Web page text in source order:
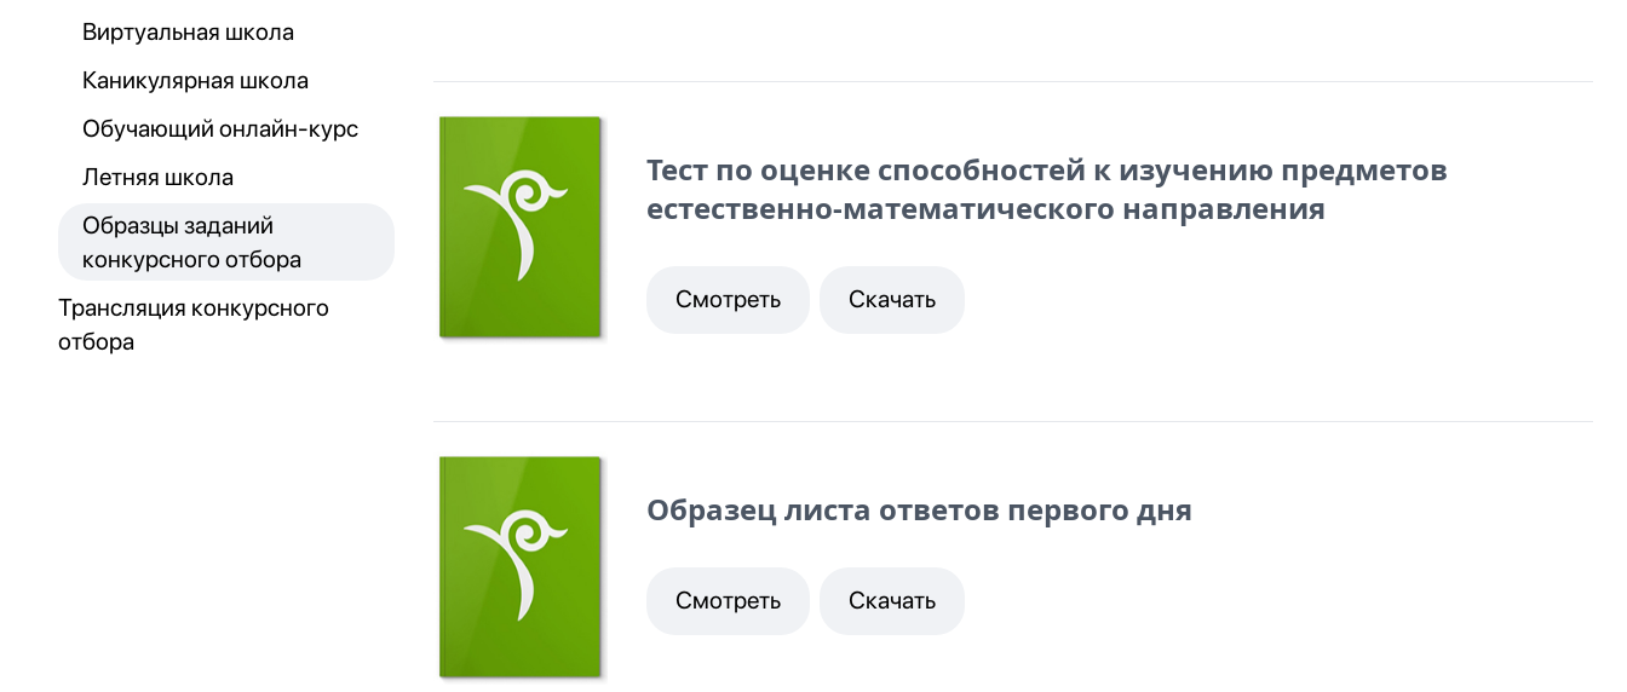
Виртуальная школа
Каникулярная школа
Обучающий онлайн-курс
Летняя школа
Образцы заданий
конкурсного отбора
Трансляция конкурсного
отбора
Тест по оценке способностей к изучению предметов
естественно-математического направления
Смотреть Скачать
Образец листа ответов первого дня
Смотреть Скачать